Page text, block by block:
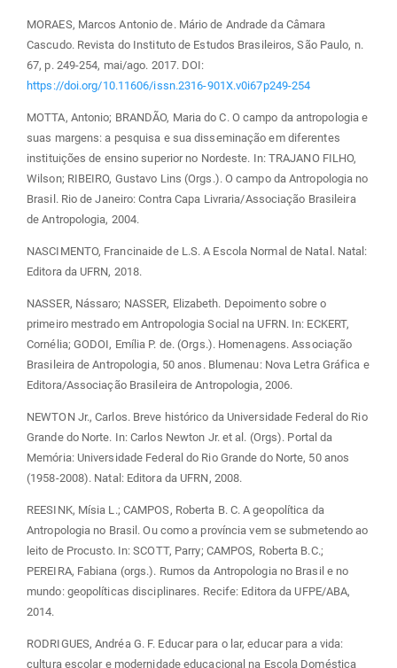
MORAES, Marcos Antonio de. Mário de Andrade da Câmara
Cascudo. Revista do Instituto de Estudos Brasileiros, São Paulo, n.
67, p. 249-254, mai/ago. 2017. DOI:
https://doi.org/10.11606/issn.2316-901X.v0i67p249-254
MOTTA, Antonio; BRANDÃO, Maria do C. O campo da antropologia e
suas margens: a pesquisa e sua disseminação em diferentes
instituições de ensino superior no Nordeste. In: TRAJANO FILHO,
Wilson; RIBEIRO, Gustavo Lins (Orgs.). O campo da Antropologia no
Brasil. Rio de Janeiro: Contra Capa Livraria/Associação Brasileira
de Antropologia, 2004.
NASCIMENTO, Francinaide de L.S. A Escola Normal de Natal. Natal:
Editora da UFRN, 2018.
NASSER, Nássaro; NASSER, Elizabeth. Depoimento sobre o
primeiro mestrado em Antropologia Social na UFRN. In: ECKERT,
Cornélia; GODOI, Emília P. de. (Orgs.). Homenagens. Associação
Brasileira de Antropologia, 50 anos. Blumenau: Nova Letra Gráfica e
Editora/Associação Brasileira de Antropologia, 2006.
NEWTON Jr., Carlos. Breve histórico da Universidade Federal do Rio
Grande do Norte. In: Carlos Newton Jr. et al. (Orgs). Portal da
Memória: Universidade Federal do Rio Grande do Norte, 50 anos
(1958-2008). Natal: Editora da UFRN, 2008.
REESINK, Mísia L.; CAMPOS, Roberta B. C. A geopolítica da
Antropologia no Brasil. Ou como a província vem se submetendo ao
leito de Procusto. In: SCOTT, Parry; CAMPOS, Roberta B.C.;
PEREIRA, Fabiana (orgs.). Rumos da Antropologia no Brasil e no
mundo: geopolíticas disciplinares. Recife: Editora da UFPE/ABA,
2014.
RODRIGUES, Andréa G. F. Educar para o lar, educar para a vida:
cultura escolar e modernidade educacional na Escola Doméstica